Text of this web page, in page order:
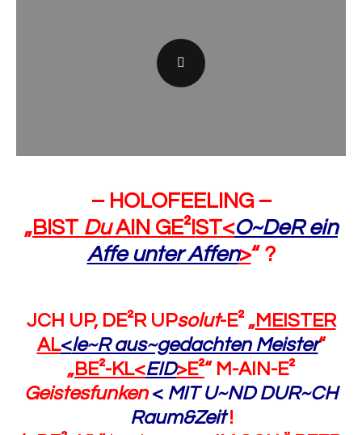
– HOLOFEELING –
„BIST DuAIN GE²IST<O~DeR ein
Affe unter Affen>“ ?
JCH UP, DE²R UPsolut-E² „MEISTER
AL<le~R aus~gedachten Meister“
„BE²-KL<EID>E²“ M-AIN-E²
Geistesfunken < MIT U~ND DUR~CH
Raum&Zeit!